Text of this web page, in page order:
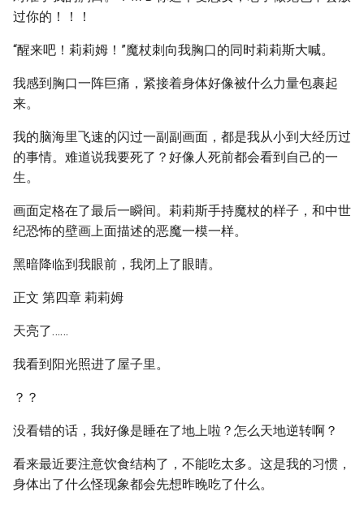
过你的！！！
“醒来吧！莉莉姆！”魔杖刺向我胸口的同时莉莉斯大喊。
我感到胸口一阵巨痛，紧接着身体好像被什么力量包裹起
来。
我的脑海里飞速的闪过一副副画面，都是我从小到大经历过
的事情。难道说我要死了？好像人死前都会看到自己的一
生。
画面定格在了最后一瞬间。莉莉斯手持魔杖的样子，和中世
纪恐怖的壁画上面描述的恶魔一模一样。
黑暗降临到我眼前，我闭上了眼睛。
正文 第四章 莉莉姆
天亮了……
我看到阳光照进了屋子里。
？？
没看错的话，我好像是睡在了地上啦？怎么天地逆转啊？
看来最近要注意饮食结构了，不能吃太多。这是我的习惯，
身体出了什么怪现象都会先想昨晚吃了什么。